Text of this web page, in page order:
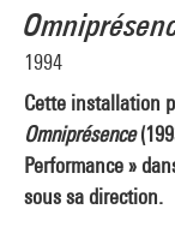
1994
Cette installation
Omniprésence
Performance »
sous sa direction.